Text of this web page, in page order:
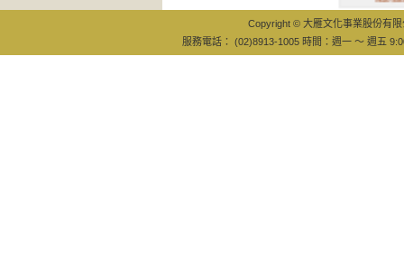
Copyright © 大雁文化事業股份有
服務電話： (02)8913-1005 時間：週一 ～ 週五